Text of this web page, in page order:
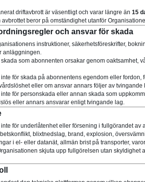
driftavbrott är väsentligt och varar längre än 15
beror på omständighet utanför
och ansvar för skada
instruktioner, säkerhetsföreskrifter,
anläggningen.
som abonnenten orsakar genom oaktsamhet,
för skada på abonnentens egendom eller
eller om ansvar annars följer av tvingande
för personskada eller annan skada som
eller annars ansvarar enligt tvingande lag.
för underlåtenhet eller försening i fullgörandet
blixtnedslag, brand, explosion,
i el- eller datanät, allmän brist på transporter,
skjuta upp fullgörelsen utan